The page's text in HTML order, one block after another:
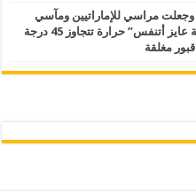
وجعلت مراسي للإماراتيين ومآسي
للمصريين.. الأربعاء 29 يوليو 2026.. “حملة عايز أتنفس” حرارة تتجاوز 45 درجة